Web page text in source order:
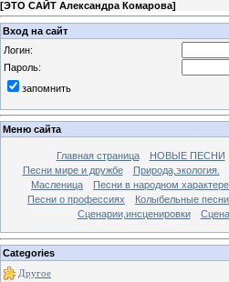
[ЭТО САЙТ Александра Комарова]
Вход на сайт
Логин:
Пароль:
запомнить
Меню сайта
Главная страница НОВЫЕ ПЕСНИ
Песни мире и дружбе
Природа,экология.
Масленица
Песни в народном характере
Песни о профессиях
Колыбельные песни
Сценарии,инсценировки
Categories
Другое